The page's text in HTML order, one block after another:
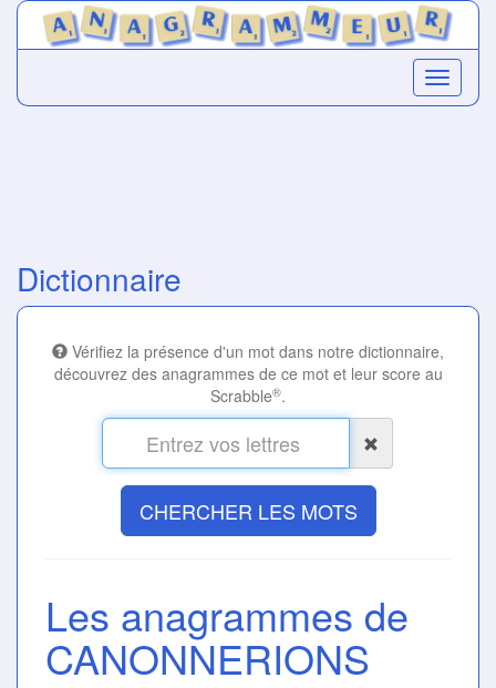
Dictionnaire
Vérifiez la présence d'un mot dans notre dictionnaire,
découvrez des anagrammes de ce mot et leur score au
Scrabble®.
CHERCHER LES MOTS
Les anagrammes de
CANONNERIONS